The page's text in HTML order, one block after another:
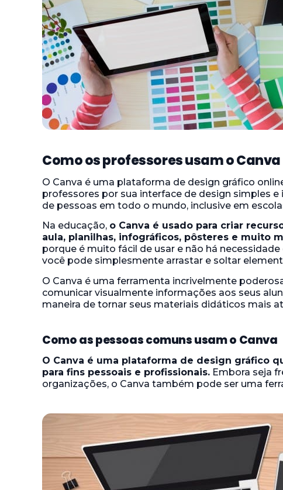
Como os professores usam o Canva
O Canva é uma plataforma de design gráfico
professores por sua interface de design simples
de pessoas em todo o mundo, inclusive em
Na educação, o Canva é usado para criar
aula, planilhas, infográficos, pôsteres e muito
porque é muito fácil de usar e não há
você pode simplesmente arrastar e soltar
O Canva é uma ferramenta incrivelmente
comunicar visualmente informações aos seus
maneira de tornar seus materiais didáticos mais
Como as pessoas comuns usam o Canva
O Canva é uma plataforma de design gráfico
para fins pessoais e profissionais. Embora seja
organizações, o Canva também pode ser uma